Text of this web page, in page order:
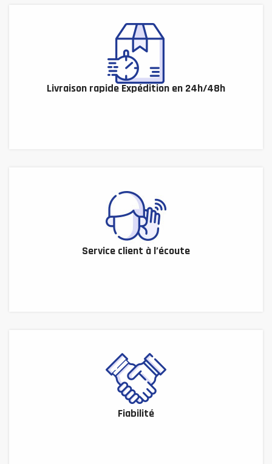
Livraison rapide Expédition en 24h/48h
Service client à l’écoute
Fiabilité